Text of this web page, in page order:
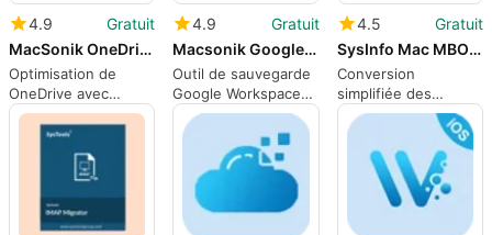
4.9
Gratuit
MacSonik OneDrive Duplicate Remover
Optimisation de
OneDrive avec
MacSonik Duplicate
Remover
4.9
Gratuit
Macsonik Google Workspace Backup Tool
Outil de sauvegarde
Google Workspace
pour Mac
4.5
Gratuit
SysInfo Mac MBOX Converter
Conversion
simplifiée des
fichiers MBOX sur
Mac